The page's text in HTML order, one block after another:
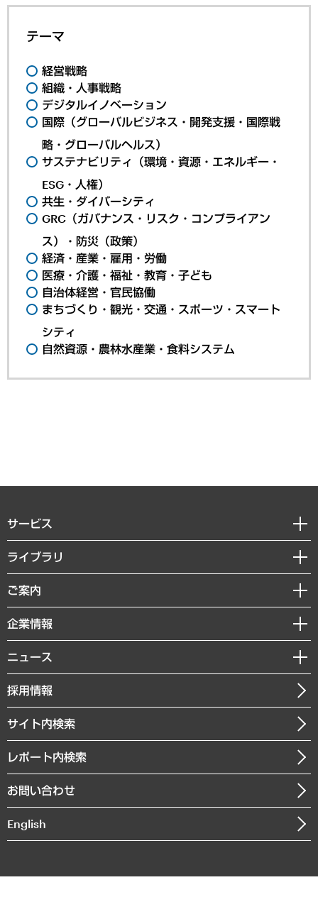
テーマ
経営戦略
組織・人事戦略
デジタルイノベーション
国際（グローバルビジネス・開発支援・国際戦
略・グローバルヘルス）
サステナビリティ（環境・資源・エネルギー・
ESG・人権）
共生・ダイバーシティ
GRC（ガバナンス・リスク・コンプライアン
ス）・防災（政策）
経済・産業・雇用・労働
医療・介護・福祉・教育・子ども
自治体経営・官民協働
まちづくり・観光・交通・スポーツ・スマート
シティ
自然資源・農林水産業・食料システム
サービス
経営戦略
組織・人事戦略
デジタルイノベーション
共生・ダイバーシティ
GRC（ガバナンス・リスク・コンプライアンス）・防災（政策）
経済・産業・雇用・労働
まちづくり・観光・交通・スポーツ・スマートシティ
自然資源・農林水産業・食料システム
ライブラリ
経済調査
レポート
コラム
経営用語集
受託・受注実績（官公庁関連）
メディア掲載・出演
ご案内
セミナー・イベント情報
MUFGビジネスセミナー
受託案件情報
企業情報
私たちの想い
社長メッセージ
会社概要
沿革
組織図・本部部室紹介
インドネシア現地法人
個人情報保護方針
ニュース
ニュースリリース
お知らせ
採用情報
サイト内検索
レポート内検索
お問い合わせ
English